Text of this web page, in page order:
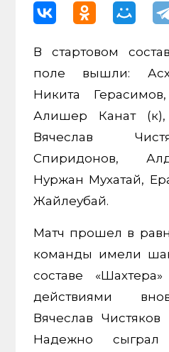
В стартовом
поле вышли:
Никита
Алишер Канат
Вячеслав
Спиридонов,
Нуржан Мухатай,
Жайлеубай.
Матч прошел в
команды имели
составе
действиями
Вячеслав
Надежно сыграл